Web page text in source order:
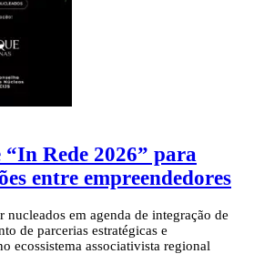
Rede 2026” para
entre empreendedores
em agenda de integração de
de parcerias estratégicas e
ecossistema associativista regional